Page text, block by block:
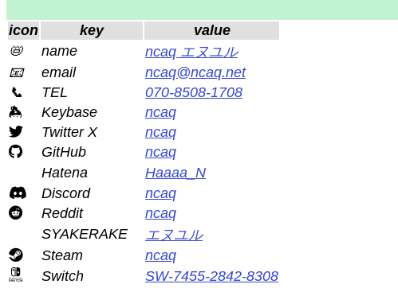
icon key
value
📛
name
ncaq エヌユル
📧
email
ncaq@ncaq.net
📞
TEL
070-8508-1708
Keybase
ncaq
Twitter X
ncaq
GitHub
ncaq
Hatena
Haaaa_N
Discord
ncaq
Reddit
ncaq
SYAKERAKE
エヌユル
Steam
ncaq
Switch
SW-7455-2842-8308